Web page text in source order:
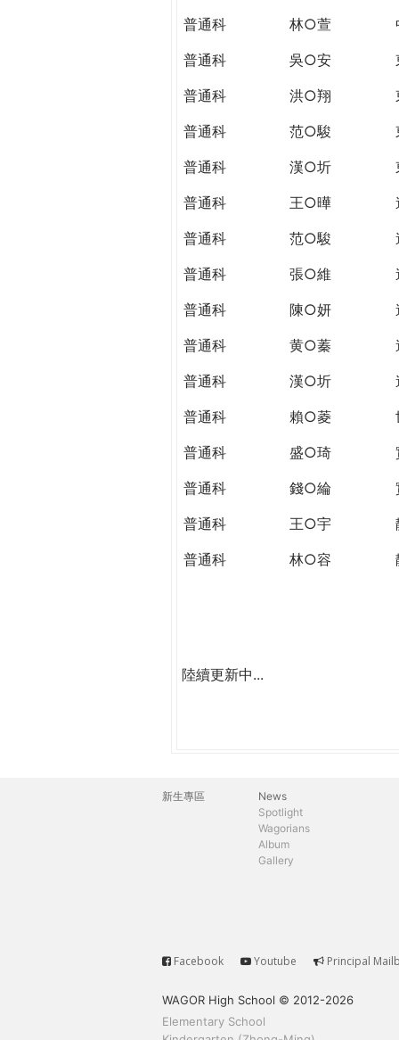
普通科
林○萱
普通科
吳○安
普通科
洪○翔
普通科
范○駿
普通科
漢○圻
普通科
王○曄
普通科
范○駿
普通科
張○維
普通科
陳○妍
普通科
黄○蓁
普通科
漢○圻
普通科
賴○菱
普通科
盛○琦
普通科
錢○綸
普通科
王○宇
普通科
林○容
陸續更新中...
主
新生專區
News
Spotlight
Wagorians
Album
Gallery
Service
Facebook Youtube Principal
WAGOR High School © 2012-2026
Elementary School